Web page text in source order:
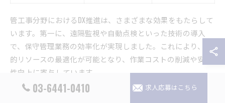
管工事分野におけるDX推進は、さまざまな効果をもたらして
います。第一に、遠隔監視や自動点検といった技術の導入
で、保守管理業務の効率化が実現しました。これにより、人
的リソースの最適化が可能となり、作業コストの削減や安全
性向上に寄与しています。
また、AIやIoTセンサーの活用によって、設備の異常や老朽化
03-6441-0410 求人応募はこちら